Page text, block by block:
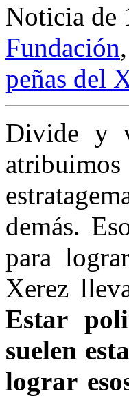
Noticia de
Fundación,
peñas del
Divide y
demás.
para
Xerez
Estar
suelen
lograr